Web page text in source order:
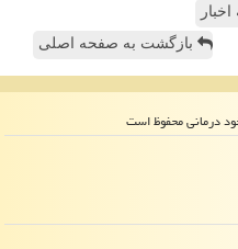
بازگشت به صفحه اصلی